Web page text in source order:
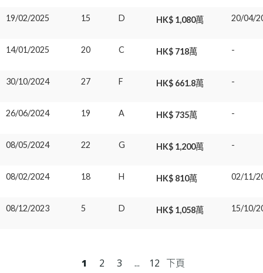
19/02/2025 15 D HK$ 1,080萬 20/04/
14/01/2025 20 C HK$ 718萬 -
30/10/2024 27 F HK$ 661.8萬 -
26/06/2024 19 A HK$ 735萬 -
08/05/2024 22 G HK$ 1,200萬 -
08/02/2024 18 H HK$ 810萬 02/11/
08/12/2023 5 D HK$ 1,058萬 15/10/
1 2 3 ... 12 下頁